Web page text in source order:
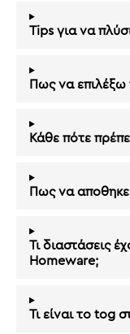
Tips για να
Πως να
Κάθε πότε
Πως να
Τι διαστάσεις
Homeware;
Τι είναι το tog